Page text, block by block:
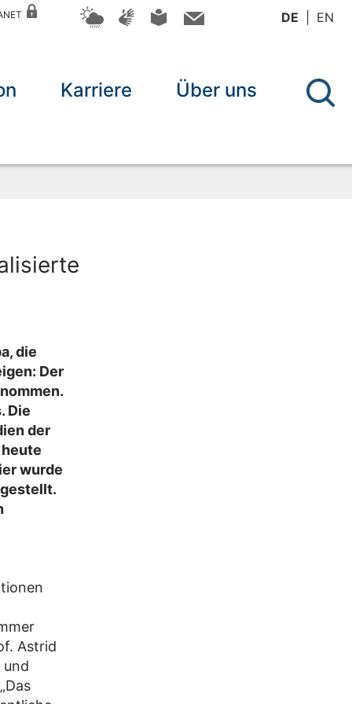
DE EN
Karriere Über uns
die
Der
Die
der
wurde
Astrid
und